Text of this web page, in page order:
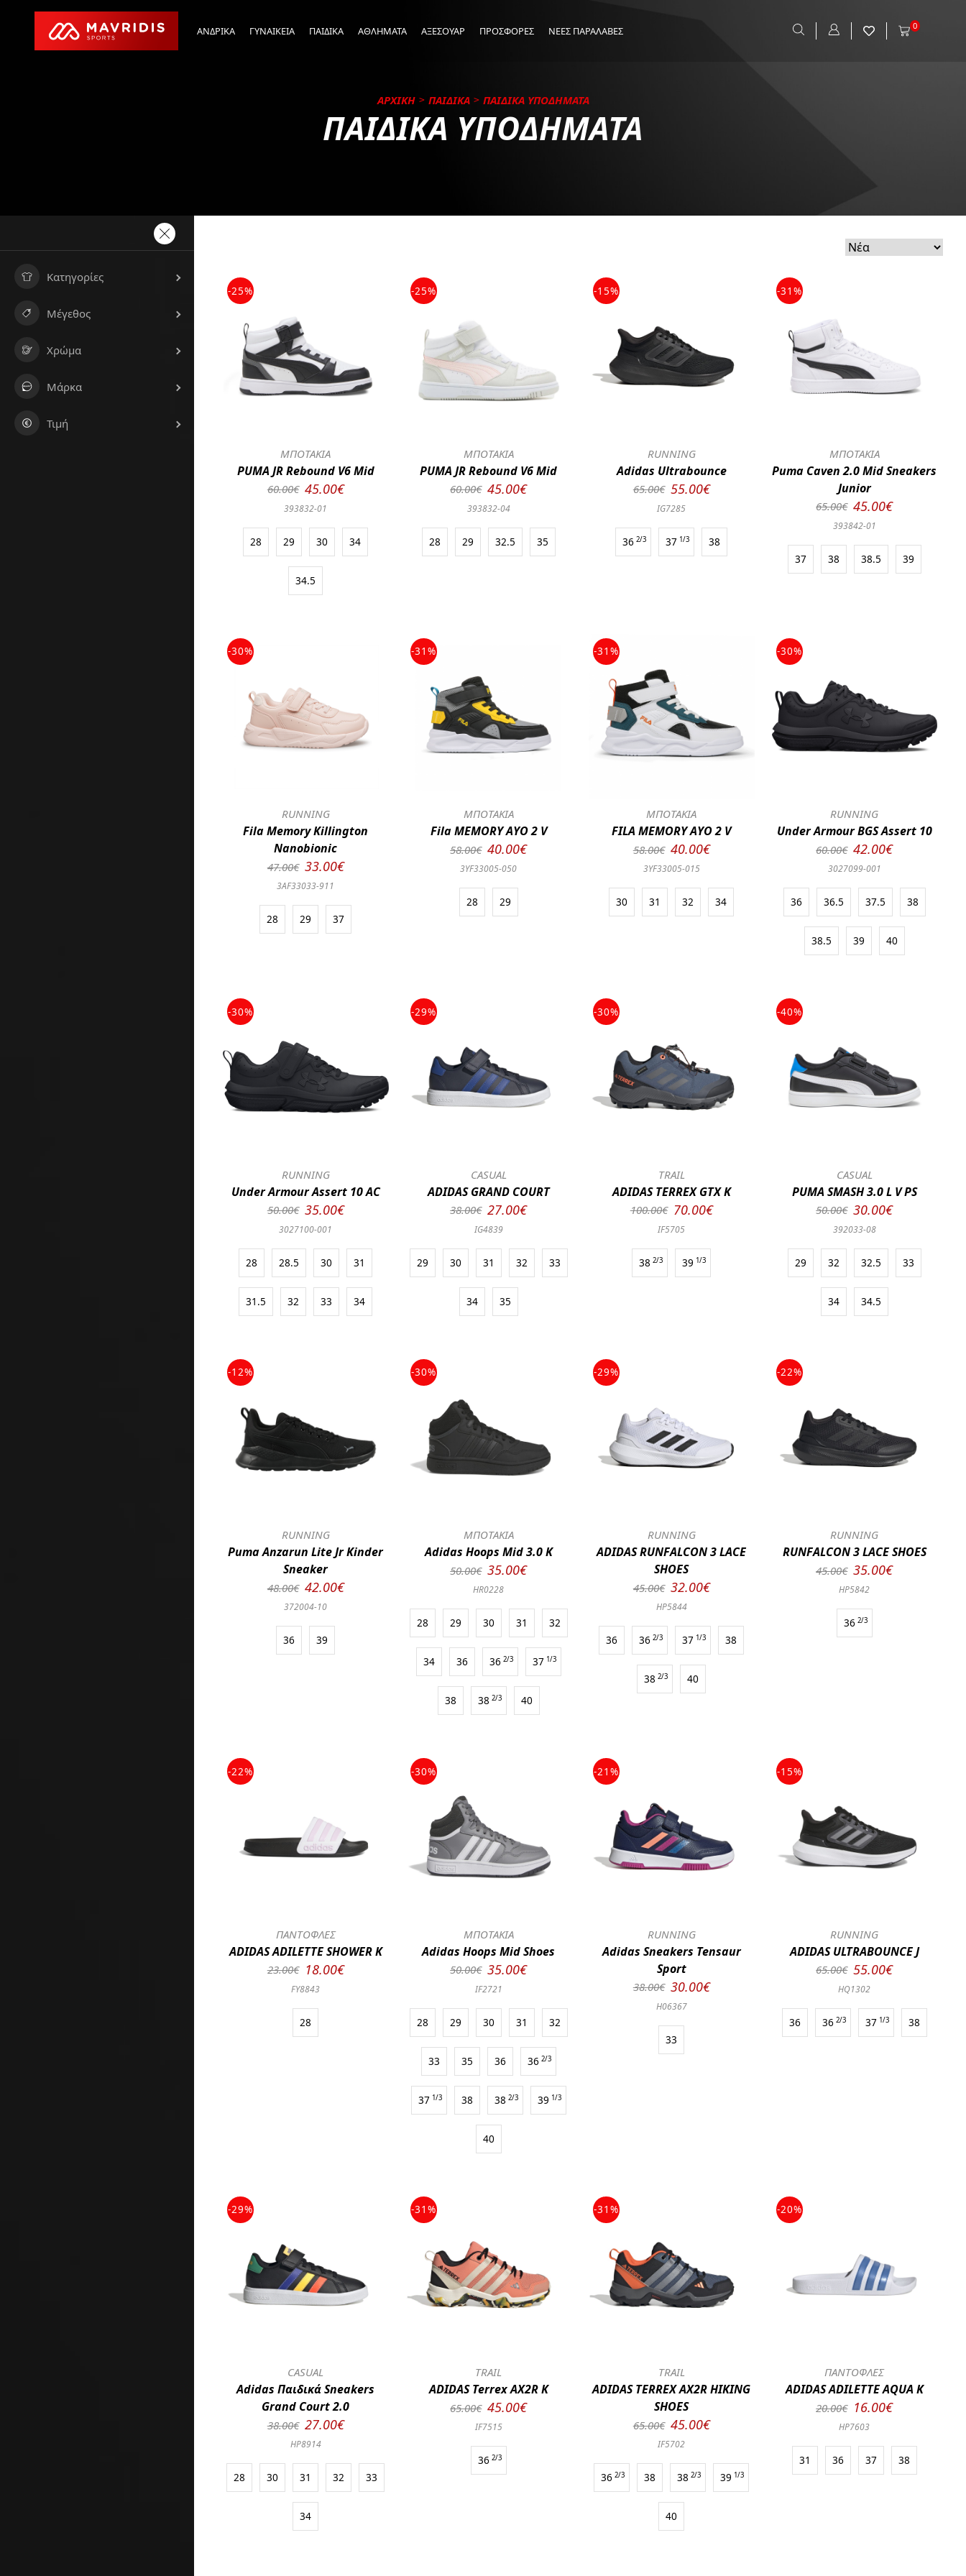
ΑΝΔΡΙΚΑ ΓΥΝΑΙΚΕΙΑ ΠΑΙΔΙΚΑ ΑΘΛΗΜΑΤΑ ΑΞΕΣΟΥΑΡ ΠΡΟΣΦΟΡΕΣ ΝΕΕΣ ΠΑΡΑΛΑΒΕΣ 0
ΑΡΧΙΚΗ ΠΑΙΔΙΚΑ ΠΑΙΔΙΚΑ ΥΠΟΔΗΜΑΤΑ
ΠΑΙΔΙΚΑ ΥΠΟΔΗΜΑΤΑ
Κατηγορίες
Μέγεθος
Χρώμα
Μάρκα
Τιμή
-25%
ΜΠΟΤΑΚΙΑ
PUMA JR Rebound V6 Mid
60.00€ 45.00€
393832-01
28 29 30 34
34.5
-25%
ΜΠΟΤΑΚΙΑ
PUMA JR Rebound V6 Mid
60.00€ 45.00€
393832-04
28 29 32.5 35
-15%
RUNNING
Adidas Ultrabounce
65.00€ 55.00€
IG7285
36 2/3 37 1/3 38
-31%
ΜΠΟΤΑΚΙΑ
Puma Caven 2.0 Mid Sneakers
Junior
65.00€ 45.00€
393842-01
37 38 38.5 39
-30%
RUNNING
Fila Memory Killington
Nanobionic
47.00€ 33.00€
3AF33033-911
28 29 37
-31%
ΜΠΟΤΑΚΙΑ
Fila MEMORY AYO 2 V
58.00€ 40.00€
3YF33005-050
28 29
-31%
ΜΠΟΤΑΚΙΑ
FILA MEMORY AYO 2 V
58.00€ 40.00€
3YF33005-015
30 31 32 34
-30%
RUNNING
Under Armour BGS Assert 10
60.00€ 42.00€
3027099-001
36 36.5 37.5 38
38.5 39 40
-30%
RUNNING
Under Armour Assert 10 AC
50.00€ 35.00€
3027100-001
28 28.5 30 31
31.5 32 33 34
-29%
CASUAL
ADIDAS GRAND COURT
38.00€ 27.00€
IG4839
29 30 31 32 33
34 35
-30%
TRAIL
ADIDAS TERREX GTX K
100.00€ 70.00€
IF5705
38 2/3 39 1/3
-40%
CASUAL
PUMA SMASH 3.0 L V PS
50.00€ 30.00€
392033-08
29 32 32.5 33
34 34.5
-12%
RUNNING
Puma Anzarun Lite Jr Kinder
Sneaker
48.00€ 42.00€
372004-10
36 39
-30%
ΜΠΟΤΑΚΙΑ
Adidas Hoops Mid 3.0 K
50.00€ 35.00€
HR0228
28 29 30 31 32
34 36 36 2/3 37 1/3
38 38 2/3 40
-29%
RUNNING
ADIDAS RUNFALCON 3 LACE
SHOES
45.00€ 32.00€
HP5844
36 36 2/3 37 1/3 38
38 2/3 40
-22%
RUNNING
RUNFALCON 3 LACE SHOES
45.00€ 35.00€
HP5842
36 2/3
-22%
ΠΑΝΤΟΦΛΕΣ
ADIDAS ADILETTE SHOWER K
23.00€ 18.00€
FY8843
28
-30%
ΜΠΟΤΑΚΙΑ
Adidas Hoops Mid Shoes
50.00€ 35.00€
IF2721
28 29 30 31 32
33 35 36 36 2/3
37 1/3 38 38 2/3 39 1/3
40
-21%
RUNNING
Adidas Sneakers Tensaur
Sport
38.00€ 30.00€
H06367
33
-15%
RUNNING
ADIDAS ULTRABOUNCE J
65.00€ 55.00€
HQ1302
36 36 2/3 37 1/3 38
-29%
CASUAL
Adidas Παιδικά Sneakers
Grand Court 2.0
38.00€ 27.00€
HP8914
28 30 31 32 33
34
-31%
TRAIL
ADIDAS Terrex AX2R K
65.00€ 45.00€
IF7515
36 2/3
-31%
TRAIL
ADIDAS TERREX AX2R HIKING
SHOES
65.00€ 45.00€
IF5702
36 2/3 38 38 2/3 39 1/3
40
-20%
ΠΑΝΤΟΦΛΕΣ
ADIDAS ADILETTE AQUA K
20.00€ 16.00€
HP7603
31 36 37 38